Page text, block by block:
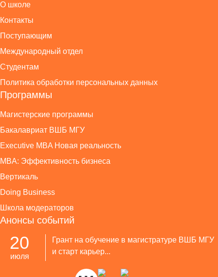
О школе
Контакты
Поступающим
Международный отдел
Студентам
Политика обработки персональных данных
Программы
Магистерские программы
Бакалавриат ВШБ МГУ
Executive MBA Новая реальность
MBA: Эффективность бизнеса
Вертикаль
Doing Business
Школа модераторов
Анонсы событий
20
июля
Грант на обучение в магистратуре ВШБ МГУ
и старт карьер...